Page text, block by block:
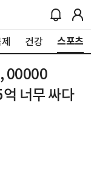
건강 스포츠
00000
너무 싸다